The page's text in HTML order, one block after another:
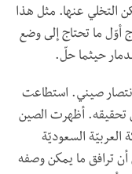
التخلي عنها. مثل هذا
أوّل ما تحتاج إلى وضع
حيثما حلّ.
انتصار صيني. استطاعت
تحقيقه. أظهرت الصين
السعوديّة
أن ترافق ما يمكن وصفه